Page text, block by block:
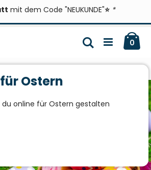
mit dem Code "NEUKUNDE"⭐ *
0
Suche
Ostern
du online für Ostern gestalten